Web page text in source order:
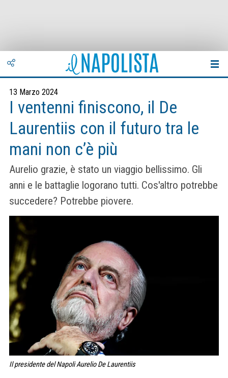
13 Marzo 2024
I ventenni finiscono, il De
Laurentiis con il futuro tra le
mani non c’è più
Aurelio grazie, è stato un viaggio bellissimo. Gli
anni e le battaglie logorano tutti. Cos'altro potrebbe
succedere? Potrebbe piovere.
Il presidente del Napoli Aurelio De Laurentiis